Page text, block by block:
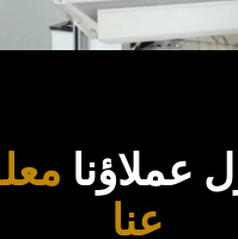
عملاؤنا
عنا